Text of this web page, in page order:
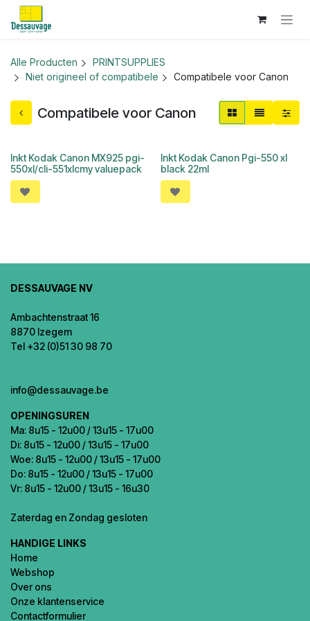
Overslaan naar inhoud
Alle Producten
PRINTSUPPLIES
Niet origineel of compatibele
Compatibele voor Canon
Compatibele voor Canon
Inkt Kodak Canon MX925 pgi-
550xl/cli-551xlcmy valuepack
Inkt Kodak Canon Pgi-550 xl
black 22ml
DESSAUVAGE NV
Ambachtenstraat 16
8870 Izegem
Tel +32 (0)51 30 98 70
info@dessauvage.be
OPENINGSUREN
Ma: 8u15 - 12u00 / 13u15 - 17u00
Di: 8u15 - 12u00 / 13u15 - 17u00
Woe: 8u15 - 12u00 / 13u15 - 17u00
Do: 8u15 - 12u00 / 13u15 - 17u00
Vr: 8u15 - 12u00 / 13u15 - 16u30
Zaterdag en Zondag gesloten
HANDIGE LINKS
Home
Webshop
Over ons
Onze klantenservice
Contactformulier